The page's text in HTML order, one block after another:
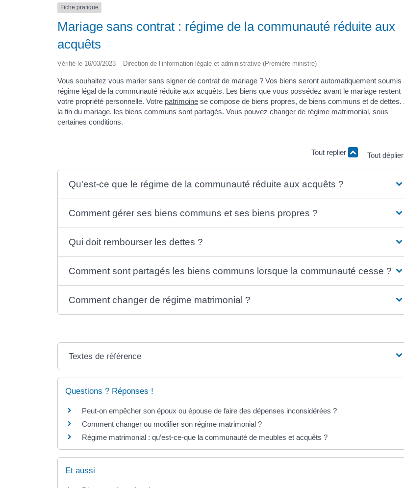
Fiche pratique
Mariage sans contrat : régime de la communauté réduite aux
acquêts
Vérifié le 16/03/2023 – Direction de l’information légale et administrative (Première ministre)
Vous souhaitez vous marier sans signer de contrat de mariage ? Vos biens seront automatiquement soumis
régime légal de la communauté réduite aux acquêts. Les biens que vous possédez avant le mariage restent
votre propriété personnelle. Votre patrimoine se compose de biens propres, de biens communs et de dettes.
la fin du mariage, les biens communs sont partagés. Vous pouvez changer de régime matrimonial, sous
certaines conditions.
Tout replier
Tout déplier
Qu'est-ce que le régime de la communauté réduite aux acquêts ?
Comment gérer ses biens communs et ses biens propres ?
Qui doit rembourser les dettes ?
Comment sont partagés les biens communs lorsque la communauté cesse ?
Comment changer de régime matrimonial ?
Textes de référence
Questions ? Réponses !
Peut-on empêcher son époux ou épouse de faire des dépenses inconsidérées ?
Comment changer ou modifier son régime matrimonial ?
Régime matrimonial : qu’est-ce-que la communauté de meubles et acquêts ?
Et aussi